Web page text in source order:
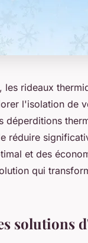
les rideaux
l'isolation de
déperditions
réduire
et des
qui
solutions